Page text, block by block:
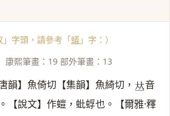
」字頭，請參考「蟻 」字：）
康熙筆畫：19 部外筆畫：13
唐韻】魚倚切【集韻】魚綺切， 𠀤音
【說文】作螘，蚍蜉也。【爾雅·釋